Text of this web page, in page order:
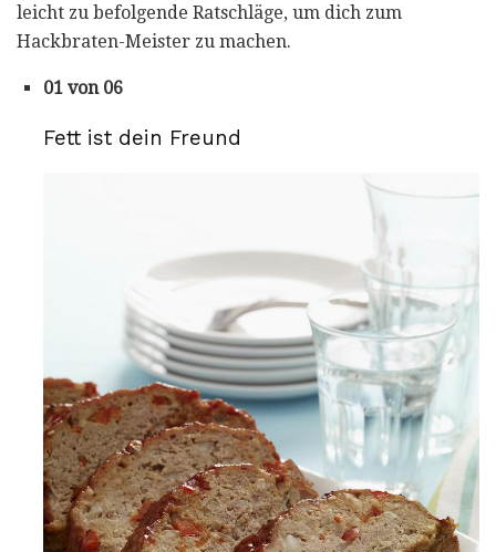
leicht zu befolgende Ratschläge, um dich zum
Hackbraten-Meister zu machen.
01 von 06
Fett ist dein Freund